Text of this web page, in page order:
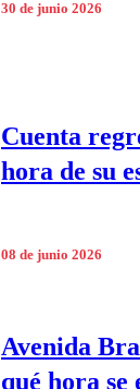
30 de junio 2026
Cuenta
hora de su
08 de junio 2026
Avenida
qué hora